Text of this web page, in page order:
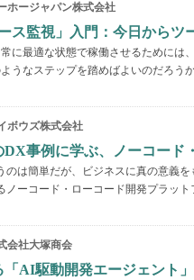
ホージャパン株式会社
ス監視」入門：今日から
に最適な状態で稼働させるためには
うなステップを踏めばよいのだろう
ボウズ株式会社
DX事例に学ぶ、ノーコード
のは簡単だが、ビジネスに真の意義
ノーコード・ローコード開発プラッ
会社大塚商会
「AI駆動開発エージェント